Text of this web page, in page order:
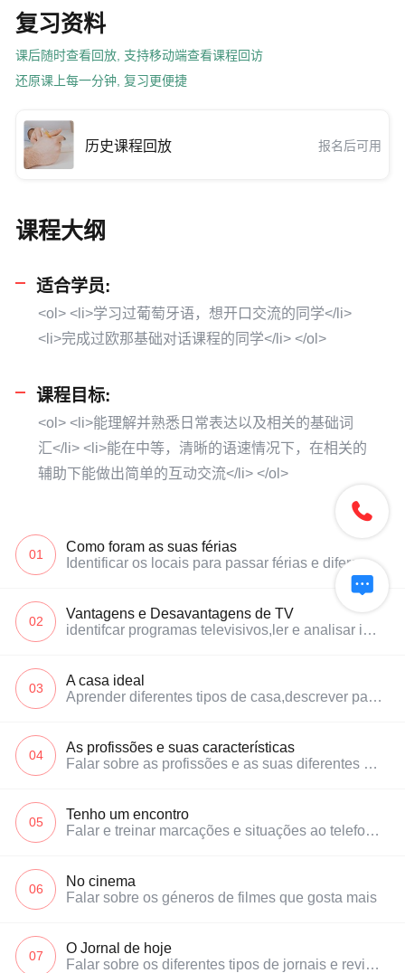
复习资料
课后随时查看回放, 支持移动端查看课程回访
还原课上每一分钟, 复习更便捷
历史课程回放 报名后可用
课程大纲
适合学员:
<ol> <li>学习过葡萄牙语，想开口交流的同学</li>
<li>完成过欧那基础对话课程的同学</li> </ol>
课程目标:
<ol> <li>能理解并熟悉日常表达以及相关的基础词
汇</li> <li>能在中等，清晰的语速情况下，在相关的
辅助下能做出简单的互动交流</li> </ol>
01
Como foram as suas férias
02
Vantagens e Desavantagens de TV
identifcar programas televisivos,ler e analisar informações de programa
03
A casa ideal
Aprender diferentes tipos de casa,descrever partes da casa e mobília
04
As profissões e suas características
Falar sobre as profissões e as suas diferentes características
05
Tenho um encontro
Falar e treinar marcações e situações ao telefone, bem como deixar mensagens escritas e faladas.
06
No cinema
Falar sobre os géneros de filmes que gosta mais
07
O Jornal de hoje
Falar sobre os diferentes tipos de jornais e revistas

